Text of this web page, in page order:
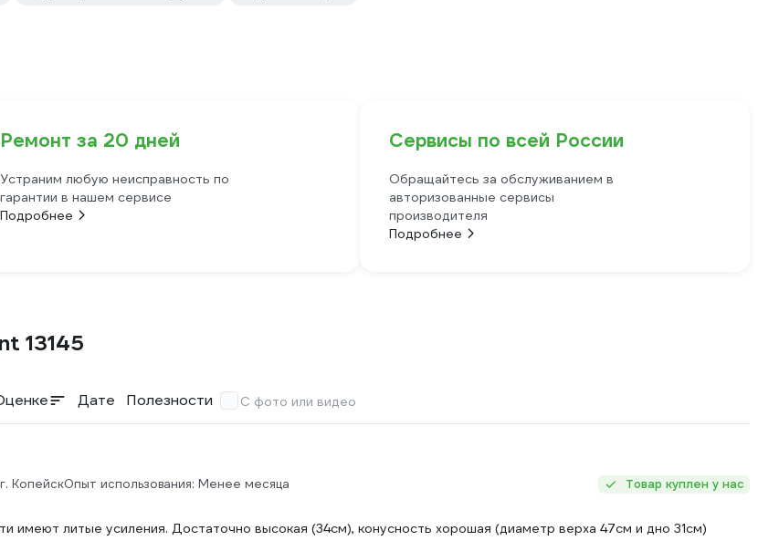
Ремонт за 20 дней
Устраним любую неисправность по
гарантии в нашем сервисе
Подробнее
Сервисы по всей России
Обращайтесь за обслуживанием в
авторизованные сервисы
производителя
Подробнее
13145
Дате Полезности С фото или видео
г. КопейскОпыт использования: Менее месяца Товар куплен у нас
имеют литые усиления. Достаточно высокая (34см), конусность хорошая (диаметр верха 47см и дно 31см)